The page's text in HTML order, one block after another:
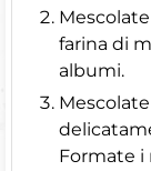
farina di
albumi.
Formate i